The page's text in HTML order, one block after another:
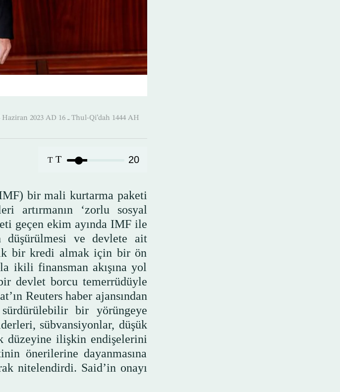
10:42-4 Haziran 2023 AD ـ 16 Thul-Qi’dah 1444 AH
T T 20
bir mali kurtarma paketi
artırmanın ‘zorlu sosyal
geçen ekim ayında IMF ile
düşürülmesi ve devlete ait
bir kredi almak için bir ön
ikili finansman akışına yol
devlet borcu temerrüdüyle
Reuters haber ajansından
bir yörüngeye
sübvansiyonlar, düşük
düzeyine ilişkin endişelerini
önerilerine dayanmasına
nitelendirdi. Said’in onayı